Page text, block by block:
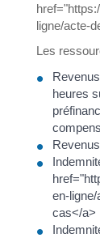
ligne/acte-
Les
heures
en-
cas</a>